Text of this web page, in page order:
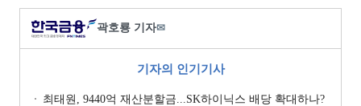
곽호룡 기자✉
기자의 인기기사
최태원, 9440억 재산분할금...SK하이닉스 배당 확대하나?